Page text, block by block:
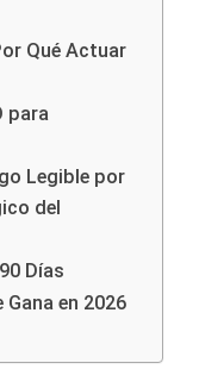
Qué Actuar
para
Legible por
del
Días
en 2026